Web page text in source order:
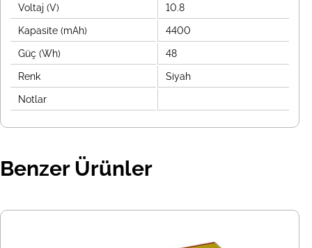
Voltaj (V) 10.8
Kapasite (mAh) 4400
Güç (Wh) 48
Renk Siyah
Notlar
Benzer Ürünler